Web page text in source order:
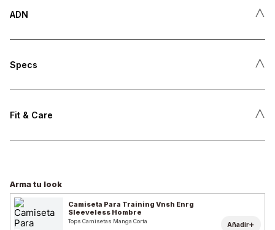
ADN ˄
Specs ˄
Fit & Care ˄
Arma tu look
Camiseta Para Training Vnsh Enrg
Sleeveless Hombre
Tops Camisetas Manga Corta Añadir+